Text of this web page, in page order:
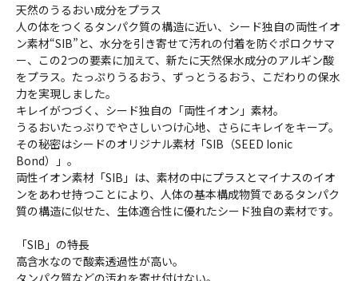
天然のうるおい成分をプラス
人の体をつくるタンパク質の構造に近い、シード独自の両性イオ
ン素材“SIB”と、水分を引き寄せて汚れの付着を防ぐポロクサマ
ー、この2つの要素に加えて、新たに天然保水成分のアルギン酸
をプラス。たっぷりうるおう、ずっとうるおう、こだわりの保水
力を実現しました。
キレイがつづく、シード独自の「両性イオン」素材。
うるおいたっぷりでやさしいつけ心地、さらにキレイをキープ。
その秘密はシードのオリジナル素材「SIB（SEED Ionic
Bond）」。
両性イオン素材「SIB」は、素材の中にプラスとマイナスのイオ
ンをあわせ持つことにより、人体の基本構成物質であるタンパク
質の構造に似せた、生体適合性に優れたシード独自の素材です。
「SIB」の特長
高含水なので酸素透過性が高い。
タンパク質などの汚れを寄せ付けない。